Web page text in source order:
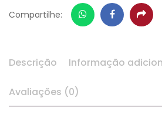
Compartilhe: WhatsappFacebook
Descrição Informação
Avaliações (0)